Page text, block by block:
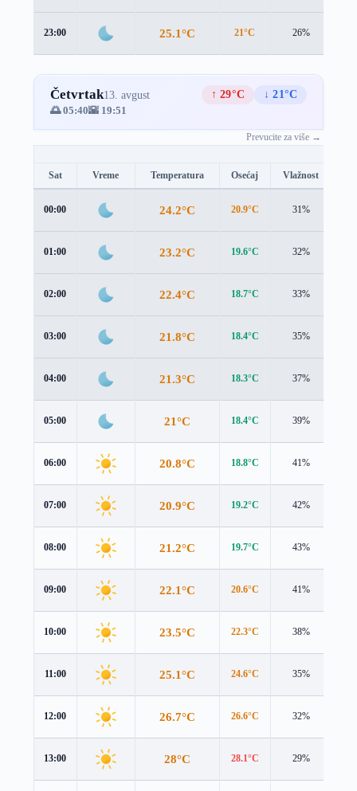
23:00 25.1°C 21°C 26%
Četvrtak13. avgust ↑ 29°C
↓ 21°C
🌅 05:40🌇 19:51
Prevucite za više →
Sat Vreme Temperatura Osećaj Vlažnost
00:00 24.2°C 20.9°C 31%
01:00 23.2°C 19.6°C 32%
02:00 22.4°C 18.7°C 33%
03:00 21.8°C 18.4°C 35%
04:00 21.3°C 18.3°C 37%
05:00 21°C 18.4°C 39%
06:00 20.8°C 18.8°C 41%
07:00 20.9°C 19.2°C 42%
08:00 21.2°C 19.7°C 43%
09:00 22.1°C 20.6°C 41%
10:00 23.5°C 22.3°C 38%
11:00 25.1°C 24.6°C 35%
12:00 26.7°C 26.6°C 32%
13:00 28°C 28.1°C 29%